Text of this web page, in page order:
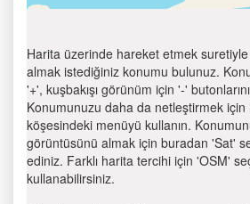
Harita üzerinde hareket etmek
almak istediğiniz konumu bulunuz.
'+', kuşbakışı görünüm için '-'
Konumunuzu daha da netleştirmek için
köşesindeki menüyü kullanın.
görüntüsünü almak için buradan 'Sat'
ediniz. Farklı harita tercihi için 'OSM'
kullanabilirsiniz.